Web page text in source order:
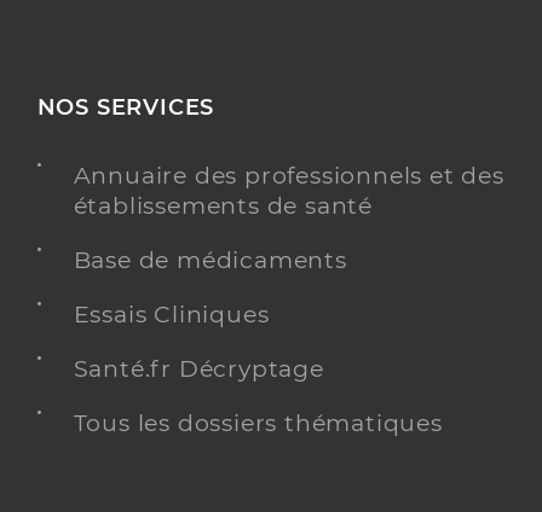
NOS SERVICES
Annuaire des professionnels et des
établissements de santé
Base de médicaments
Essais Cliniques
Santé.fr Décryptage
Tous les dossiers thématiques